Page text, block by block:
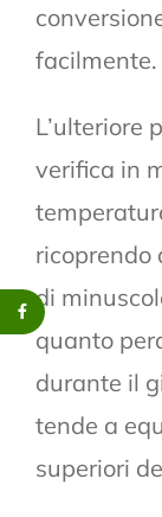
facilmente.
L’ulteriore
verifica in
ricoprendo
di
quanto
durante il
tende a
superiori